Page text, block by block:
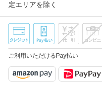
定エリアを除く
ご利用いただけるPay払い